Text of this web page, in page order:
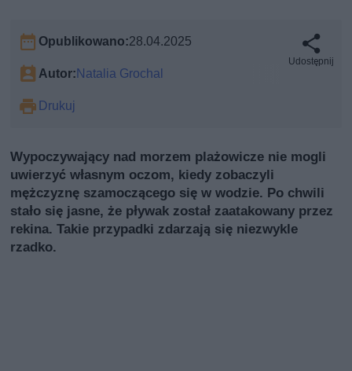
Opublikowano:28.04.2025
Autor: Natalia Grochal
Drukuj
Udostępnij
Wypoczywający nad morzem plażowicze nie mogli
uwierzyć własnym oczom, kiedy zobaczyli
mężczyznę szamoczącego się w wodzie. Po chwili
stało się jasne, że pływak został zaatakowany przez
rekina. Takie przypadki zdarzają się niezwykle
rzadko.